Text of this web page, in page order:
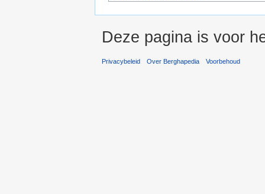
Deze pagina is voor
Privacybeleid Over Berghapedia Voorbehoud